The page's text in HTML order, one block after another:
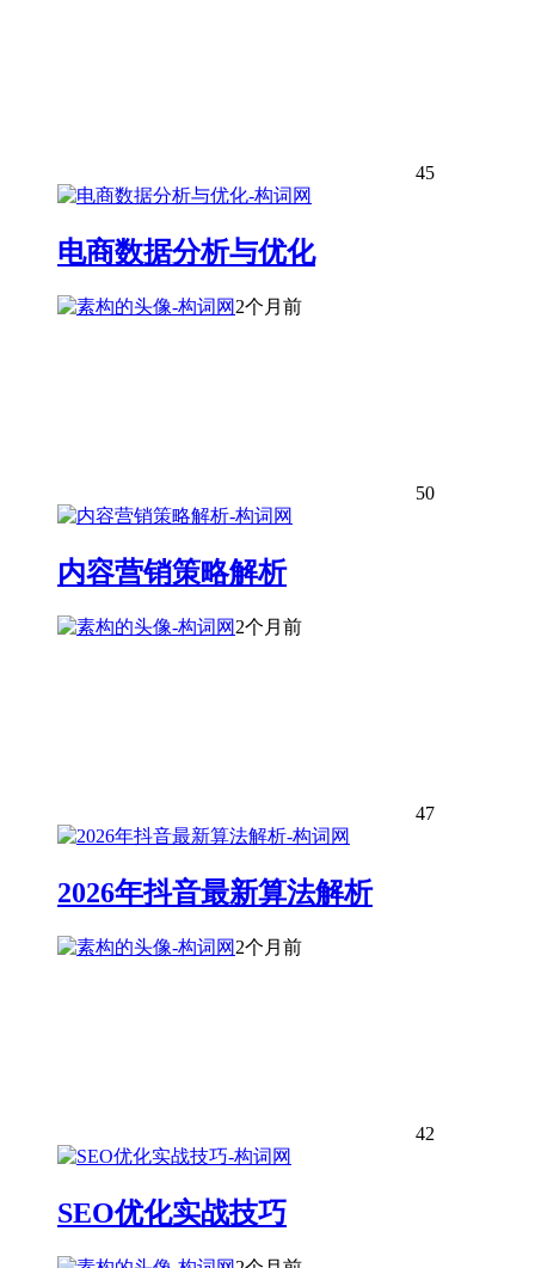
45
电商数据分析与优化
2个月前
50
内容营销策略解析
2个月前
47
2026年抖音最新算法解析
2个月前
42
SEO优化实战技巧